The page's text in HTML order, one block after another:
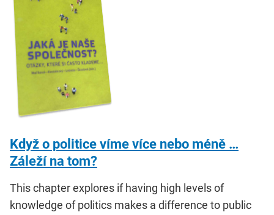
Když o politice víme více nebo méně …
Záleží na tom?
This chapter explores if having high levels of
knowledge of politics makes a difference to public